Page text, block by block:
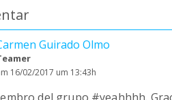
Guirado Olmo
16/02/2017 um 13:43h